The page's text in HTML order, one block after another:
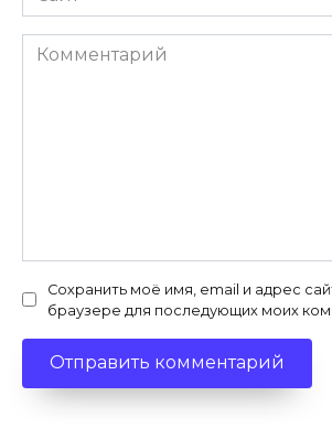
Комментарий
Сохранить моё имя, email и адрес
браузере для последующих моих